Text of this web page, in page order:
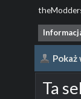
Pokaż
Ta